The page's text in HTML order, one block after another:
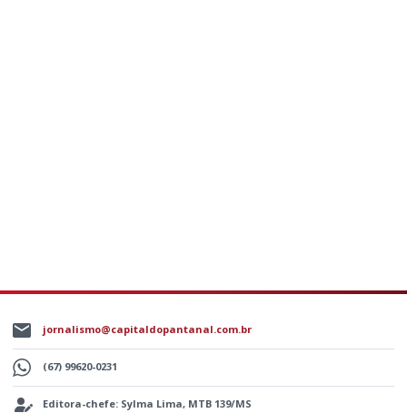
jornalismo@capitaldopantanal.com.br
(67) 99620-0231
Editora-chefe: Sylma Lima, MTB 139/MS